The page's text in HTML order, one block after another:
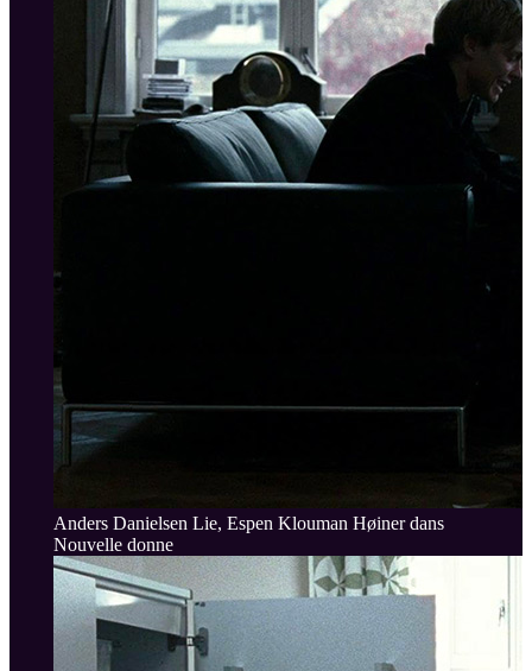
Anders Danielsen Lie, Espen Klouman Høiner dans
Nouvelle donne